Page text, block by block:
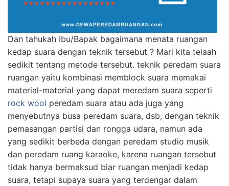
Dan tahukah Ibu/Bapak bagaimana menata ruangan
kedap suara dengan teknik tersebut ? Mari kita telaah
sedikit tentang metode tersebut. teknik peredam suara
ruangan yaitu kombinasi memblock suara memakai
material-material yang dapat meredam suara seperti
rock wool peredam suara atau ada juga yang
menyebutnya busa peredam suara, dsb, dengan teknik
pemasangan partisi dan rongga udara, namun ada
yang sedikit berbeda dengan peredam studio musik
dan peredam ruang karaoke, karena ruangan tersebut
tidak hanya bermaksud biar ruangan menjadi kedap
suara, tetapi supaya suara yang terdengar dalam